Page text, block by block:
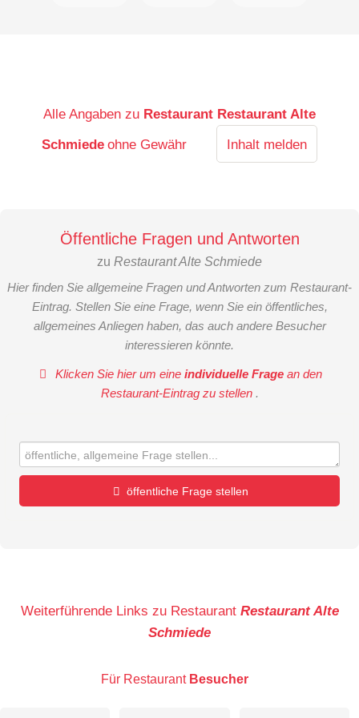
Alle Angaben zu Restaurant Restaurant Alte
Schmiede ohne Gewähr Inhalt melden
Öffentliche Fragen und Antworten
zu Restaurant Alte Schmiede
Hier finden Sie allgemeine Fragen und Antworten zum Restaurant-
Eintrag. Stellen Sie eine Frage, wenn Sie ein öffentliches,
allgemeines Anliegen haben, das auch andere Besucher
interessieren könnte.
Klicken Sie hier um eineindividuelle Frage an den
Restaurant-Eintrag zu stellen .
öffentliche Frage stellen
Weiterführende Links zu Restaurant Restaurant Alte
Schmiede
Für Restaurant Besucher